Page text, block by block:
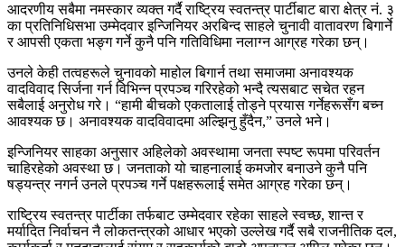
आदरणीय सबैमा नमस्कार व्यक्त गर्दै राष्ट्रिय स्वतन्त्र पार्टीबाट बारा क्षेत्र नं. ३
का प्रतिनिधिसभा उम्मेदवार इन्जिनियर अरबिन्द साहले चुनावी वातावरण बिगार्ने
र आपसी एकता भङ्ग गर्ने कुनै पनि गतिविधिमा नलाग्न आग्रह गरेका छन्।
उनले केही तत्वहरूले चुनावको माहोल बिगार्न तथा समाजमा अनावश्यक
वादविवाद सिर्जना गर्न विभिन्न प्रपञ्च गरिरहेको भन्दै त्यसबाट सचेत रहन
सबैलाई अनुरोध गरे। “हामी बीचको एकतालाई तोड्ने प्रयास गर्नेहरूसँग बच्न
आवश्यक छ। अनावश्यक वादविवादमा अल्झिनु हुँदैन,” उनले भने।
इन्जिनियर साहका अनुसार अहिलेको अवस्थामा जनता स्पष्ट रूपमा परिवर्तन
चाहिरहेको अवस्था छ। जनताको यो चाहनालाई कमजोर बनाउने कुनै पनि
षड्यन्त्र नगर्न उनले प्रपञ्च गर्ने पक्षहरूलाई समेत आग्रह गरेका छन्।
राष्ट्रिय स्वतन्त्र पार्टीका तर्फबाट उम्मेदवार रहेका साहले स्वच्छ, शान्त र
मर्यादित निर्वाचन नै लोकतन्त्रको आधार भएको उल्लेख गर्दै सबै राजनीतिक दल,